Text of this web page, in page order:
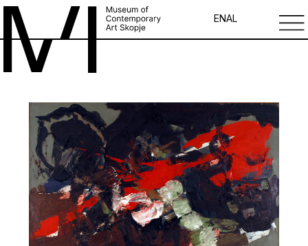
ENAL